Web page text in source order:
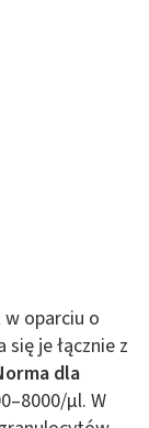
oparciu o
je łącznie z
dla
µl. W